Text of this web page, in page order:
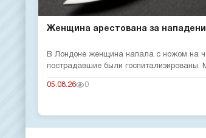
Женщина арестована за
В Лондоне женщина напала с ножом на
пострадавшие были госпитализированы.
05.08.26 0